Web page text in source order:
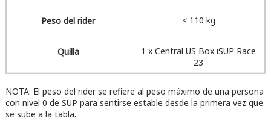
< 110 kg
1 x Central US Box iSUP Race
23
NOTA: El peso del rider se refiere al peso máximo de una persona
con nivel 0 de SUP para sentirse estable desde la primera vez que
se sube a la tabla.